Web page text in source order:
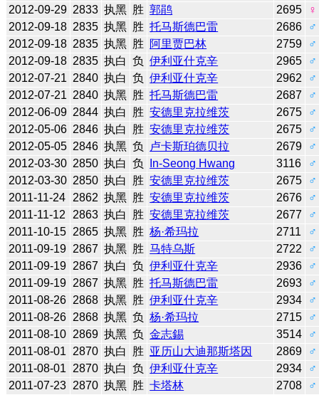
2012-09-29 2833 执黑 胜 郭鹃 2695
♀
2012-09-18 2835 执黑 胜 托马斯德巴雷 2686
♂
2012-09-18 2835 执黑 胜 阿里贾巴林 2759
♂
2012-09-18 2835 执白 负 伊利亚什克辛 2965
♂
2012-07-21 2840 执白 负 伊利亚什克辛 2962
♂
2012-07-21 2840 执黑 胜 托马斯德巴雷 2687
♂
2012-06-09 2844 执白 胜 安德里克拉维茨 2675
♂
2012-05-06 2846 执白 胜 安德里克拉维茨 2675
♂
2012-05-05 2846 执黑 负 卢卡斯珀德贝拉 2679
♂
2012-03-30 2850 执白 负 In-Seong Hwang 3116
♂
2012-03-30 2850 执白 胜 安德里克拉维茨 2675
♂
2011-11-24
2862 执黑 胜 安德里克拉维茨 2676
♂
2011-11-12
2863 执白 胜 安德里克拉维茨 2677
♂
2011-10-15 2865 执黑 胜 杨·希玛拉 2711
♂
2011-09-19 2867 执黑 胜 马特乌斯 2722
♂
2011-09-19 2867 执白 负 伊利亚什克辛 2936
♂
2011-09-19 2867 执黑 胜 托马斯德巴雷 2693
♂
2011-08-26 2868 执黑 胜 伊利亚什克辛 2934
♂
2011-08-26 2868 执黑 负 杨·希玛拉 2715
♂
2011-08-10 2869 执黑 负 金志錫 3514
♂
2011-08-01
2870 执白 胜 亚历山大迪那斯塔因 2869
♂
2011-08-01
2870 执白 负 伊利亚什克辛 2934
♂
2011-07-23 2870 执黑 胜 卡塔林 2708 ♂